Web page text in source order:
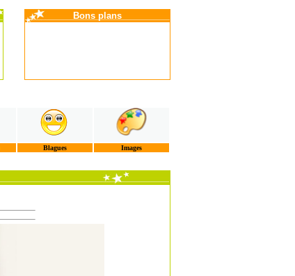
Bons plans
Blagues Images